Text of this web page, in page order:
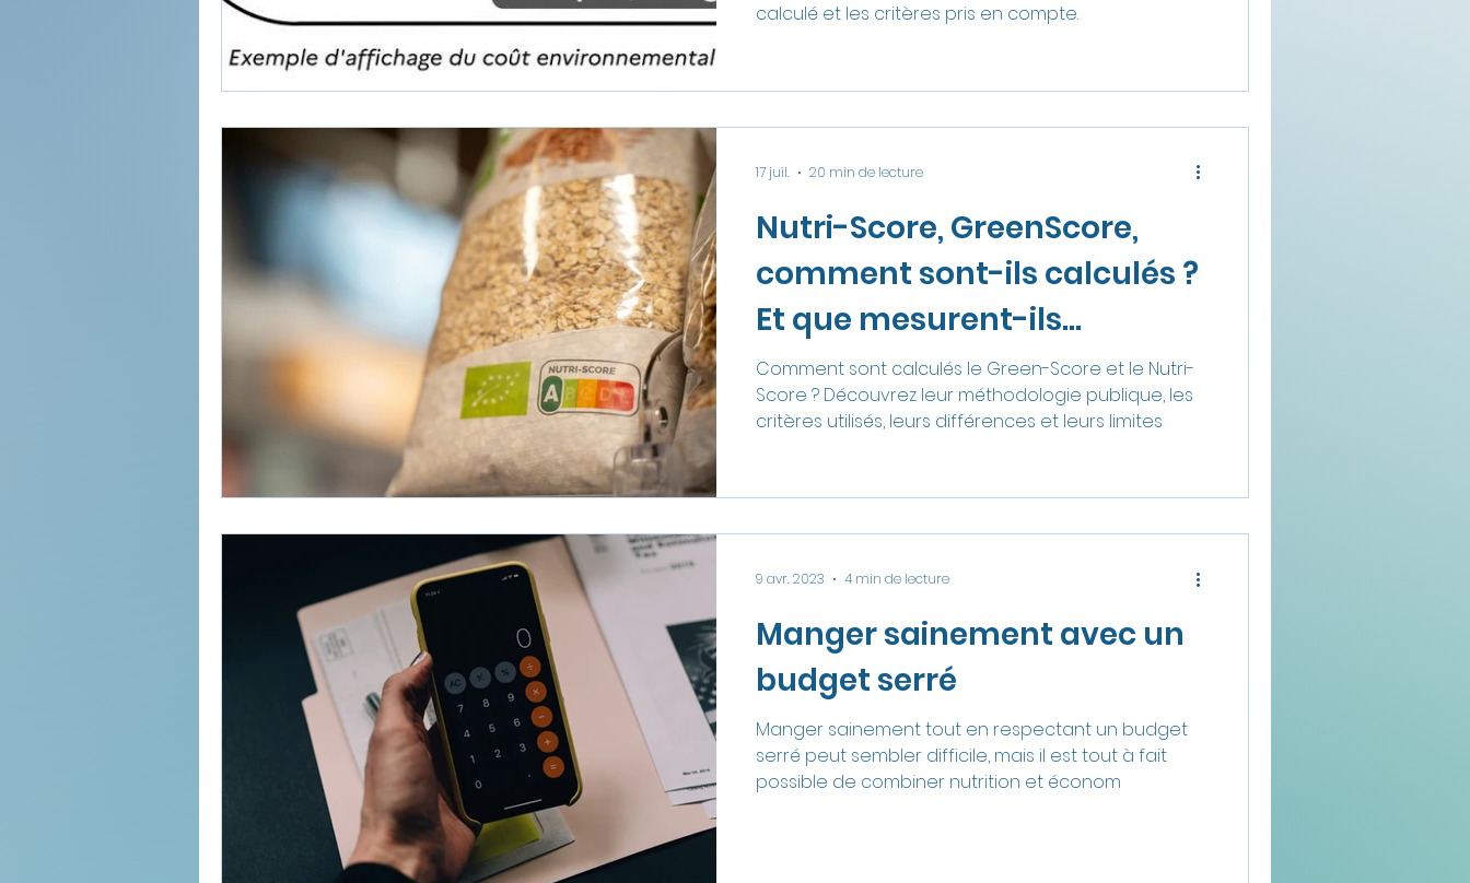
calculé et les critères pris en compte.
Nutri-Score, GreenScore,
comment sont-ils calculés ?
Et que mesurent-ils
vraiment ?
Comment sont calculés le Green-Score et le Nutri-
Score ? Découvrez leur méthodologie publique, les
critères utilisés, leurs différences et leurs limites
17 juil. 20 min de lecture
Manger sainement avec un
budget serré
Manger sainement tout en respectant un budget
serré peut sembler difficile, mais il est tout à fait
possible de combiner nutrition et économ
9 avr. 2023 4 min de lecture